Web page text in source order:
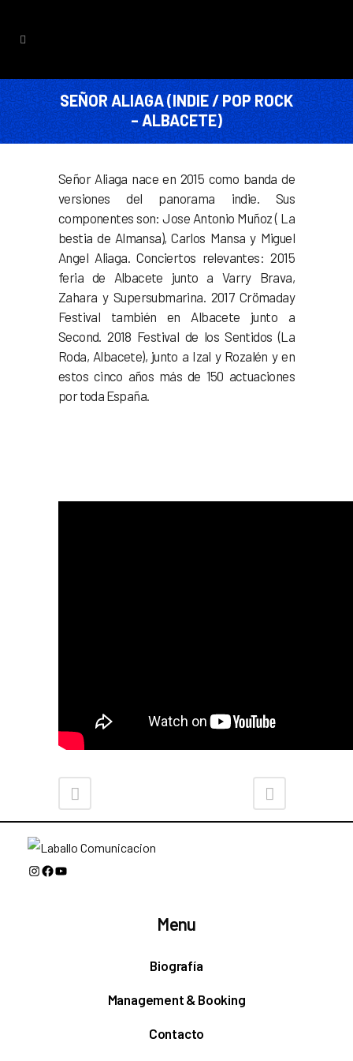
SEÑOR ALIAGA (INDIE / POP ROCK
– ALBACETE)
Señor Aliaga nace en 2015 como banda de
versiones del panorama indie. Sus
componentes son: Jose Antonio Muñoz ( La
bestia de Almansa), Carlos Mansa y Miguel
Angel Aliaga. Conciertos relevantes: 2015
feria de Albacete junto a Varry Brava,
Zahara y Supersubmarina. 2017 Crömaday
Festival también en Albacete junto a
Second. 2018 Festival de los Sentidos (La
Roda, Albacete), junto a Izal y Rozalén y en
estos cinco años más de 150 actuaciones
por toda España.
Instagram
Facebook
YouTube
Menu
Biografía
Management & Booking
Contacto